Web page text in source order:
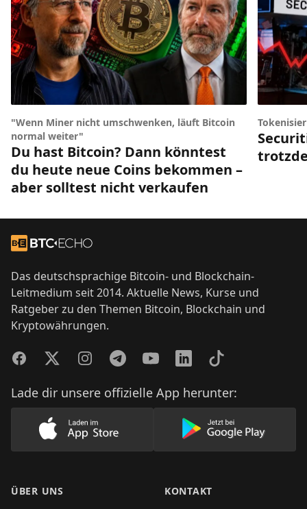
"Wenn Miner nicht umschwenken, läuft Bitcoin
normal weiter"
Du hast Bitcoin? Dann könntest
du heute neue Coins bekommen –
aber solltest nicht verkaufen
Zur Startseite
Das deutschsprachige Bitcoin- und Blockchain-
Leitmedium seit 2014. Aktuelle News, Kurse und
Ratgeber zu den Themen Bitcoin, Blockchain und
Kryptowährungen.
FacebookTwitterInstagramTelegramYouTubeLinkedInTikTok
Lade dir unsere offizielle App herunter:
Lade unsere App im AppStore herunter
Lade unsere
ÜBER UNS KONTAKT